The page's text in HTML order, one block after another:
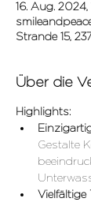
16. Aug. 2024,
Strande 15,
Über die
Highlights:
Gestalte
Vielfältige